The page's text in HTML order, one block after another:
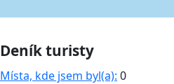
Deník turisty
Místa, kde jsem byl(a): 0